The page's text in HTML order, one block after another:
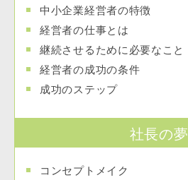
中小企業経営者の特徴
経営者の仕事とは
継続させるために必要なこと
経営者の成功の条件
成功のステップ
社長の夢
コンセプトメイク